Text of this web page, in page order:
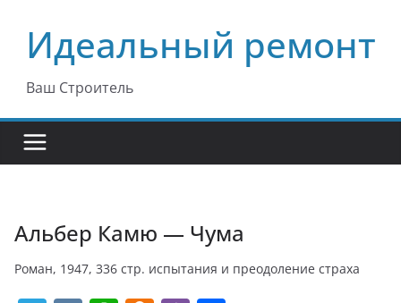
содержимому
Идеальный ремонт
Ваш Строитель
Альбер Камю — Чума
Роман, 1947, 336 стр. испытания и преодоление страха